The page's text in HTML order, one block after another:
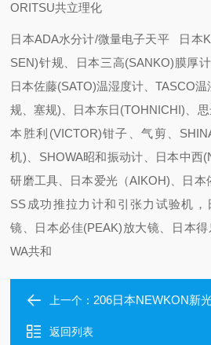
ORITSU共立理化
日本ADA水分计/微量电子天平 日本
SEN)针规、日本三高(SANKO)膜厚
日本佐藤(SATO)温湿度计、TASCO
规、塞规)、日本东日(TOHNICHI)、
本胜利(VICTOR)钳子、气剪、
机)、SHOWA昭和振动计、日本中西
研磨工具、日本爱光（AIKOH)、日
SS成功推拉力计和引张力试验机，
镜、日本必佳(PEAK)放大镜、日本
WA共和
上一个： 206日本NEWKON新
返回列表